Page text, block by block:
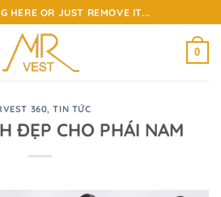
HERE OR JUST REMOVE IT...
0
360,TIN TỨC
ĐẸP CHO PHÁI NAM